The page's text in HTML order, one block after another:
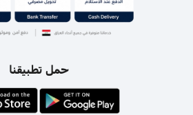
حمل تطبيقنا